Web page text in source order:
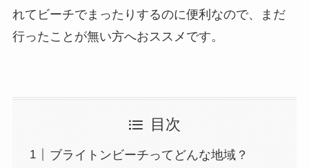
れてビーチでまったりするのに便利なので、まだ
行ったことが無い方へおススメです。
目次
ブライトンビーチってどんな地域？